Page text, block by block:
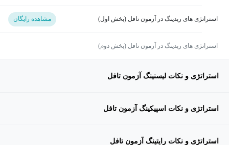
استراتژی های ریدینگ در آزمون تافل (بخش اول) مشاهده رایگان
استراتژی های ریدینگ در آزمون تافل (بخش دوم)
استراتژی و نکات لیسنینگ آزمون تافل
استراتژی و نکات اسپیکینگ آزمون تافل
استراتژی و نکات رایتینگ آزمون تافل